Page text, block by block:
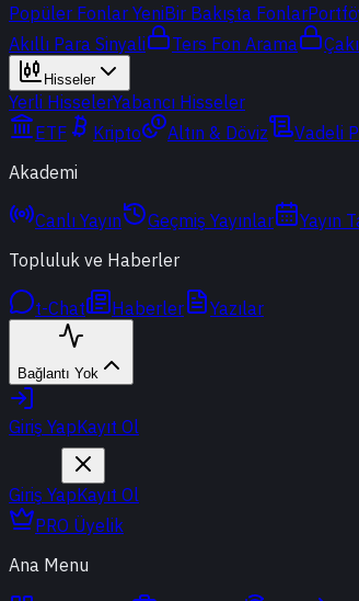
Popüler Fonlar YeniBir Bakışta Fonlar
Akıllı Para Sinyali
Ters Fon Arama
Hisseler
Yerli HisselerYabancı Hisseler
ETF
Kripto Altın & Döviz Vadeli
Akademi
Canlı Yayın Geçmiş Yayınlar
Yayın
Topluluk ve Haberler
t-Chat Haberler Yazılar
Bağlantı Yok
Giriş YapKayıt Ol
Giriş YapKayıt Ol
PRO Üyelik
Ana Menu